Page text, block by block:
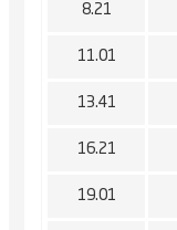
8.21
11.01
13.41
16.21
19.01